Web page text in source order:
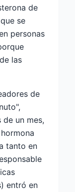
de
se
personas
las
de
de un mes,
tanto en
entró en